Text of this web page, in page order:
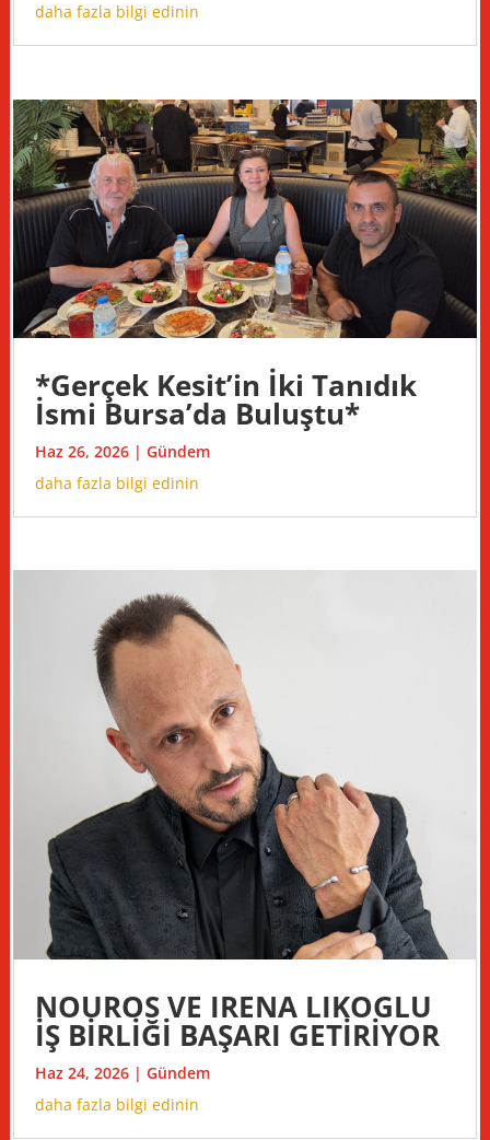
daha fazla bilgi edinin
*Gerçek Kesit’in İki Tanıdık
İsmi Bursa’da Buluştu*
Haz 26, 2026 | Gündem
daha fazla bilgi edinin
NOUROS VE IRENA LIKOGLU
İŞ BİRLİĞİ BAŞARI GETİRİYOR
Haz 24, 2026 | Gündem
daha fazla bilgi edinin